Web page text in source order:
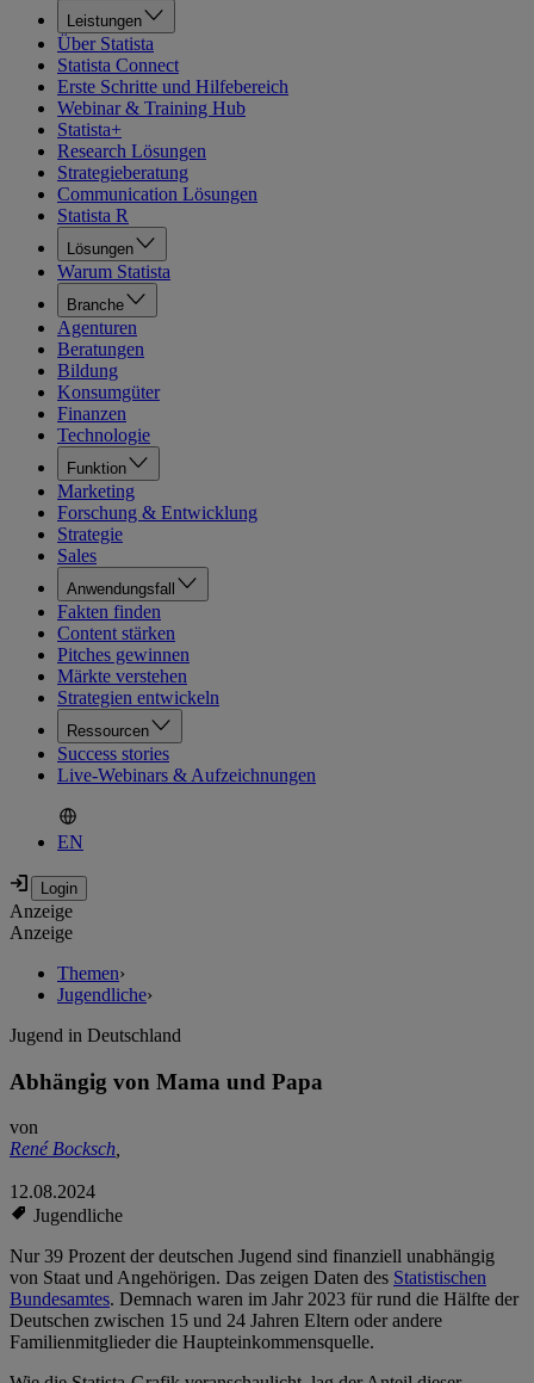
Leistungen
Über Statista
Statista Connect
Erste Schritte und Hilfebereich
Webinar & Training Hub
Statista+
Research Lösungen
Strategieberatung
Communication Lösungen
Statista R
Lösungen
Warum Statista
Branche
Agenturen
Beratungen
Bildung
Konsumgüter
Finanzen
Technologie
Funktion
Marketing
Forschung & Entwicklung
Strategie
Sales
Anwendungsfall
Fakten finden
Content stärken
Pitches gewinnen
Märkte verstehen
Strategien entwickeln
Ressourcen
Success stories
Live-Webinars & Aufzeichnungen
EN
Anzeige
Anzeige
Themen›
Jugendliche›
Jugend in Deutschland
Abhängig von Mama und Papa
von
René Bocksch,
12.08.2024
Jugendliche
Nur 39 Prozent der deutschen Jugend sind finanziell unabhängig
von Staat und Angehörigen. Das zeigen Daten des Statistischen
Bundesamtes. Demnach waren im Jahr 2023 für rund die Hälfte der
Deutschen zwischen 15 und 24 Jahren Eltern oder andere
Familienmitglieder die Haupteinkommensquelle.